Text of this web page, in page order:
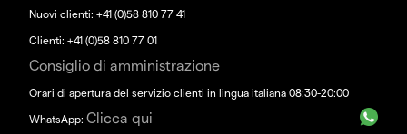
Nuovi clienti: +41 (0)58 810 77 41
Clienti: +41 (0)58 810 77 01
Consiglio di amministrazione
Orari di apertura del servizio clienti in lingua italiana 08:30-20:00
WhatsApp: Clicca qui